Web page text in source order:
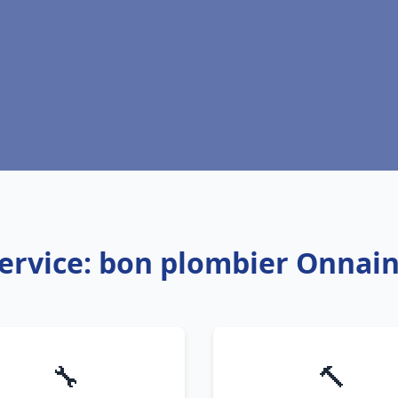
bon plombier
🔧 🔨